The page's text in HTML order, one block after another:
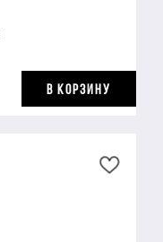
В КОРЗИНУ